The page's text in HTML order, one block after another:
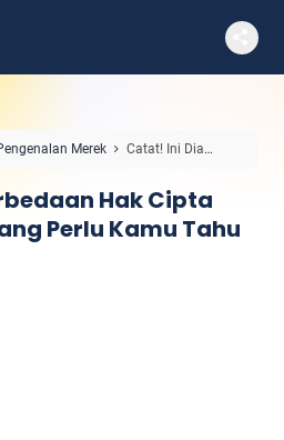
Merek
Catat! Ini Dia
Hak Cipta
Perlu Kamu Tahu